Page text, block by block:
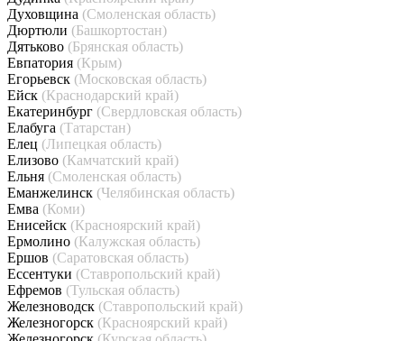
Духовщина (Смоленская область)
Дюртюли (Башкортостан)
Дятьково (Брянская область)
Евпатория (Крым)
Егорьевск (Московская область)
Ейск (Краснодарский край)
Екатеринбург (Свердловская область)
Елабуга (Татарстан)
Елец (Липецкая область)
Елизово (Камчатский край)
Ельня (Смоленская область)
Еманжелинск (Челябинская область)
Емва (Коми)
Енисейск (Красноярский край)
Ермолино (Калужская область)
Ершов (Саратовская область)
Ессентуки (Ставропольский край)
Ефремов (Тульская область)
Железноводск (Ставропольский край)
Железногорск (Красноярский край)